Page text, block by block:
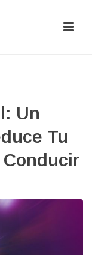
Un
Tu